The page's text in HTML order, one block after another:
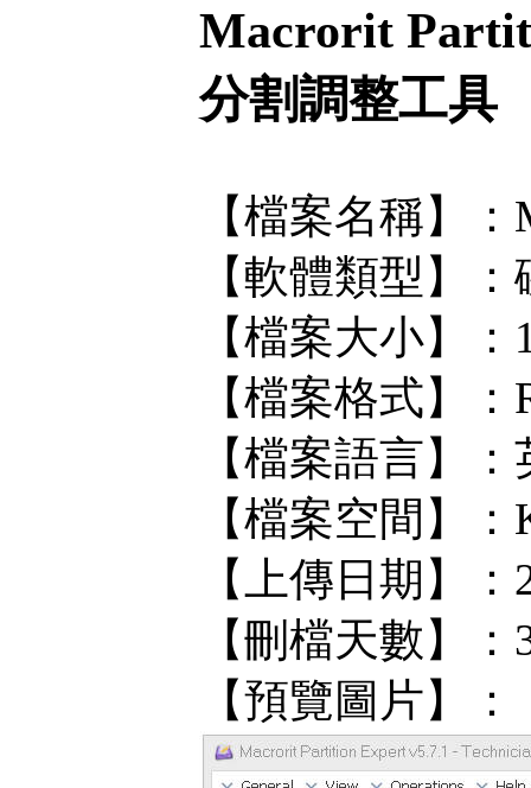
Macrorit
分割調整工具
【檔案名稱】
【軟體類型】
【檔案大小】
【檔案格式】：
【檔案語言】：
【檔案空間】
【上傳日期】：
【刪檔天數】
【預覽圖片】：